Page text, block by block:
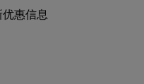
惠信息